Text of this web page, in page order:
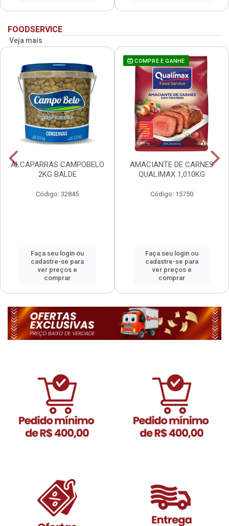
FOODSERVICE
Veja mais
ALCAPARRAS CAMPOBELO
2KG BALDE
Código: 32845
Faça seu login ou
cadastre-se para
ver preços e
comprar
COMPRE E GANHE
AMACIANTE DE CARNES
QUALIMAX 1,010KG
Código: 15750
Faça seu login ou
cadastre-se para
ver preços e
comprar